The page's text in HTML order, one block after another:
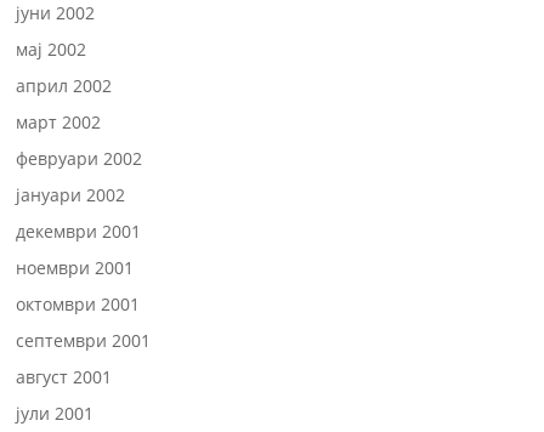
јуни 2002
мај 2002
април 2002
март 2002
февруари 2002
јануари 2002
декември 2001
ноември 2001
октомври 2001
септември 2001
август 2001
јули 2001